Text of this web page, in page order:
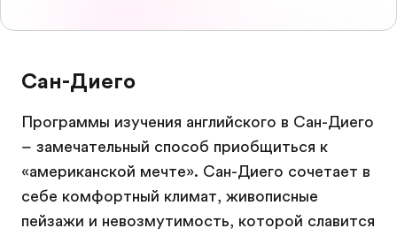
Сан-Диего
Программы изучения английского в Сан-Диего
– замечательный способ приобщиться к
«американской мечте». Сан-Диего сочетает в
себе комфортный климат, живописные
пейзажи и невозмутимость, которой славится